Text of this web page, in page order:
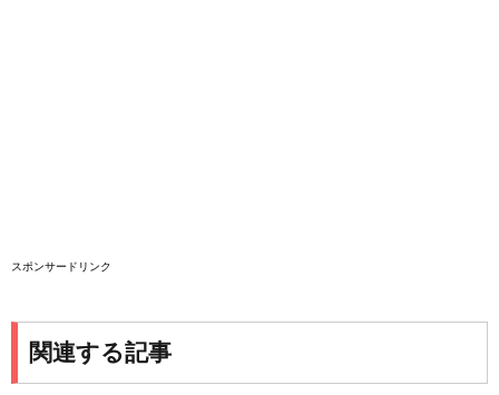
スポンサードリンク
関連する記事